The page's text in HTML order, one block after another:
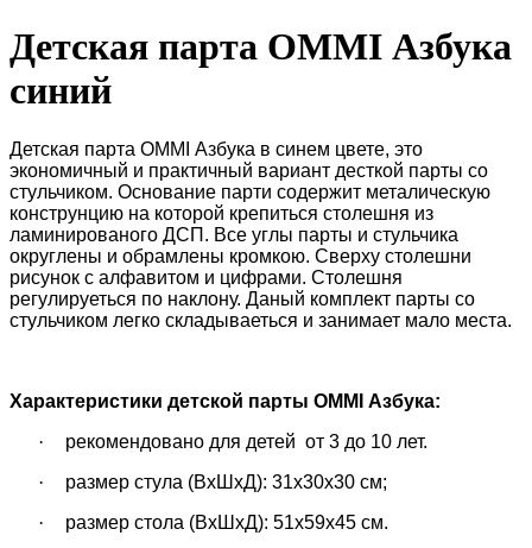
Детская парта OMMI Азбука
синий
Детская парта OMMI Азбука в синем цвете, это
экономичный и практичный вариант десткой парты со
стульчиком. Основание парти содержит металическую
конструнцию на которой крепиться столешня из
ламинированого ДСП. Все углы парты и стульчика
округлены и обрамлены кромкою. Сверху столешни
рисунок с алфавитом и цифрами. Столешня
регулируеться по наклону. Даный комплект парты со
стульчиком легко складываеться и занимает мало места.
Характеристики детской парты OMMI Азбука:
·
рекомендовано для детей от 3 до 10 лет.
·
размер стула (ВхШхД): 31х30х30 см;
·
размер стола (ВхШхД): 51х59х45 см.